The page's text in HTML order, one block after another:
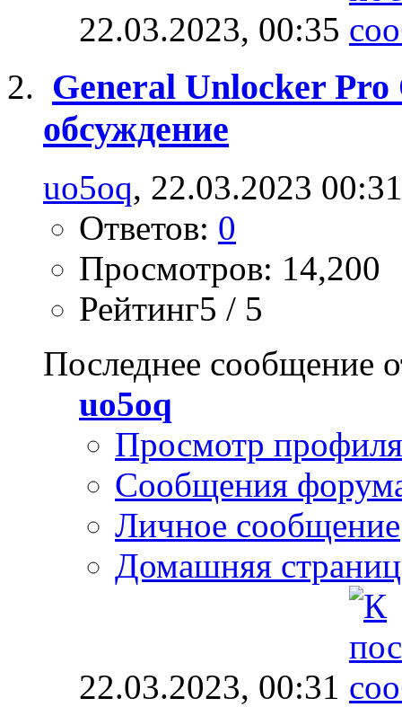
22.03.2023, 00:35
General Unlocker
обсуждение
uo5oq, 22.03.2023 00:31
Ответов: 0
Просмотров: 14,200
Рейтинг5 / 5
Последнее сообщение
uo5oq
Просмотр профиля
Сообщения
Личное сообщение
Домашняя
22.03.2023, 00:31